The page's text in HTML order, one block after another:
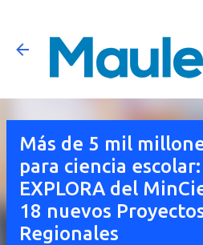
Ir al contenido
Más de 5 mil
para ciencia
EXPLORA del
18 nuevos
Regionales